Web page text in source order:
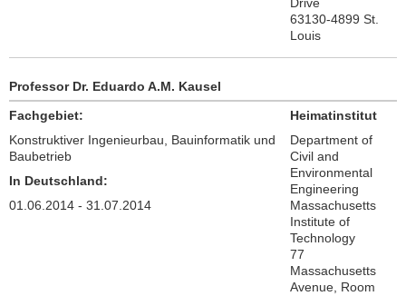
63130-4899 St.
Louis
Professor Dr. Eduardo A.M. Kausel
Fachgebiet:
Konstruktiver Ingenieurbau, Bauinformatik und
Baubetrieb
In Deutschland:
01.06.2014 - 31.07.2014
Heimatinstitut
Department of
Civil and
Environmental
Engineering
Massachusetts
Institute of
Technology
77
Massachusetts
Avenue, Room